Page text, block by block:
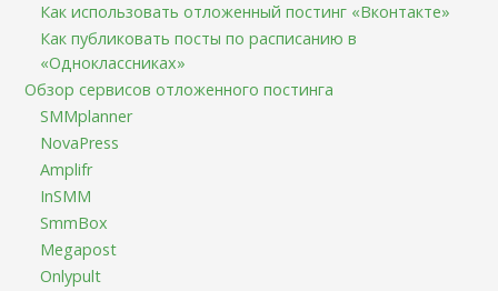
Как использовать отложенный постинг «Вконтакте»
Как публиковать посты по расписанию в
«Одноклассниках»
Обзор сервисов отложенного постинга
SMMplanner
NovaPress
Amplifr
InSMM
SmmBox
Megapost
Onlypult